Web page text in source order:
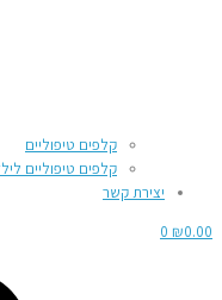
קלפים טיפוליים
קלפים טיפוליים
יצירת קשר
₪0.00
0